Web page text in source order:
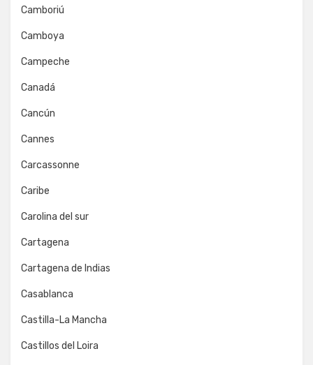
Camboriú
Camboya
Campeche
Canadá
Cancún
Cannes
Carcassonne
Caribe
Carolina del sur
Cartagena
Cartagena de Indias
Casablanca
Castilla-La Mancha
Castillos del Loira